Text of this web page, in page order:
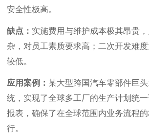
安全性极高。
缺点： 实施费用与维护成本极其昂贵
杂，对员工素质要求高；二次开发难
较低。
应用案例： 某大型跨国汽车零部件巨
统，实现了全球多工厂的生产计划统
报表，确保了在全球范围内业务流程
行。